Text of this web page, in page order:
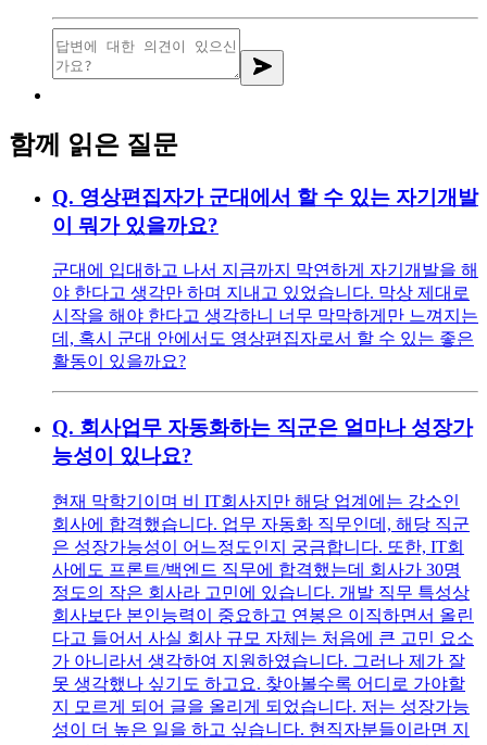
함께 읽은 질문
Q. 영상편집자가 군대에서 할 수 있는 자기개발
이 뭐가 있을까요?
군대에 입대하고 나서 지금까지 막연하게 자기개발을 해
야 한다고 생각만 하며 지내고 있었습니다. 막상 제대로
시작을 해야 한다고 생각하니 너무 막막하게만 느껴지는
데, 혹시 군대 안에서도 영상편집자로서 할 수 있는 좋은
활동이 있을까요?
Q. 회사업무 자동화하는 직군은 얼마나 성장가
능성이 있나요?
현재 막학기이며 비 IT회사지만 해당 업계에는 강소인
회사에 합격했습니다. 업무 자동화 직무인데, 해당 직군
은 성장가능성이 어느정도인지 궁금합니다. 또한, IT회
사에도 프론트/백엔드 직무에 합격했는데 회사가 30명
정도의 작은 회사라 고민에 있습니다. 개발 직무 특성상
회사보단 본인능력이 중요하고 연봉은 이직하면서 올린
다고 들어서 사실 회사 규모 자체는 처음에 큰 고민 요소
가 아니라서 생각하여 지원하였습니다. 그러나 제가 잘
못 생각했나 싶기도 하고요. 찾아볼수록 어디로 가야할
지 모르게 되어 글을 올리게 되었습니다. 저는 성장가능
성이 더 높은 일을 하고 싶습니다. 현직자분들이라면 지